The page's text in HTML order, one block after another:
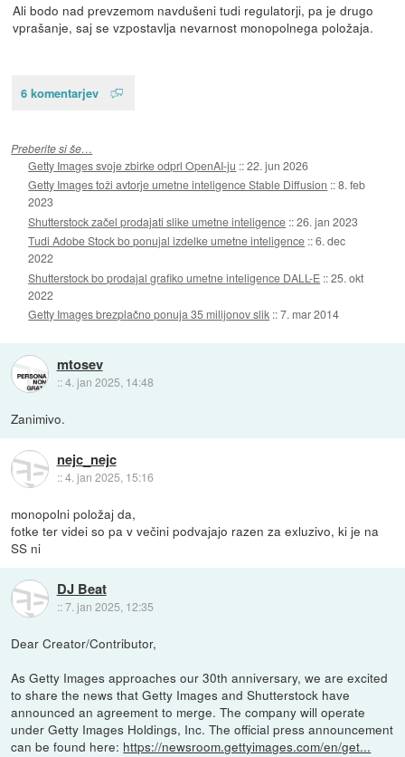
Ali bodo nad prevzemom navdušeni tudi regulatorji, pa je drugo
vprašanje, saj se vzpostavlja nevarnost monopolnega položaja.
6 komentarjev
Preberite si še…
Getty Images svoje zbirke odprl OpenAI-ju ::22. jun 2026
Getty Images toži avtorje umetne inteligence Stable Diffusion ::8. feb
2023
Shutterstock začel prodajati slike umetne inteligence ::26. jan 2023
Tudi Adobe Stock bo ponujal izdelke umetne inteligence ::6. dec
2022
Shutterstock bo prodajal grafiko umetne inteligence DALL-E ::25. okt
2022
Getty Images brezplačno ponuja 35 milijonov slik ::7. mar 2014
mtosev
::4. jan 2025, 14:48
Zanimivo.
nejc_nejc
::4. jan 2025, 15:16
monopolni položaj da,
fotke ter videi so pa v večini podvajajo razen za exluzivo, ki je na
SS ni
DJ Beat
::7. jan 2025, 12:35
Dear Creator/Contributor,
As Getty Images approaches our 30th anniversary, we are excited
to share the news that Getty Images and Shutterstock have
announced an agreement to merge. The company will operate
under Getty Images Holdings, Inc. The official press announcement
can be found here: https://newsroom.gettyimages.com/en/get...